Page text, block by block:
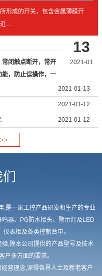
形成的开关，包含金属薄膜开
近…
闭触点断开，常开
，防止误操作，一
13
2021-01
2021-01-13
2021-01-12
2021-01-12
,是一家工控产品研发和生产的专业
器、PG防水接头、警示灯及LED
表柜及各类控制台中。
,除本公司提供的产品型号及技术
户多方面的要求。
营理念,深得各界人士及新老客户